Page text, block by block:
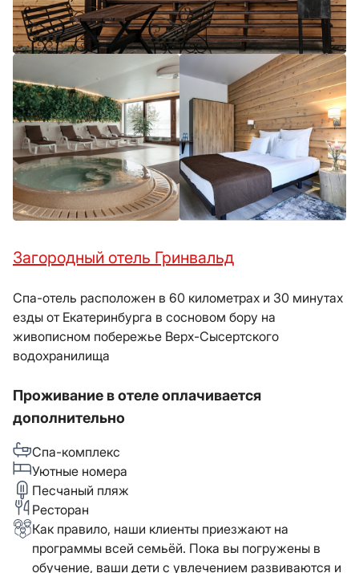
Загородный отель Гринвальд
Спа-отель расположен в 60 километрах и 30 минутах
езды от Екатеринбурга в сосновом бору на
живописном побережье Верх-Сысертского
водохранилища
Проживание в отеле оплачивается
дополнительно
Спа-комплекс
Уютные номера
Песчаный пляж
Ресторан
Как правило, наши клиенты приезжают на
программы всей семьёй. Пока вы погружены в
обучение, ваши дети с увлечением развиваются и